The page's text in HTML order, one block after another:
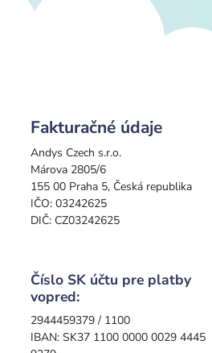
Fakturačné údaje
Andys Czech s.r.o.
Márova 2805/6
155 00 Praha 5, Česká republika
IČO: 03242625
DIČ: CZ03242625
Číslo SK účtu pre platby
vopred:
2944459379 / 1100
IBAN: SK37 1100 0000 0029 4445